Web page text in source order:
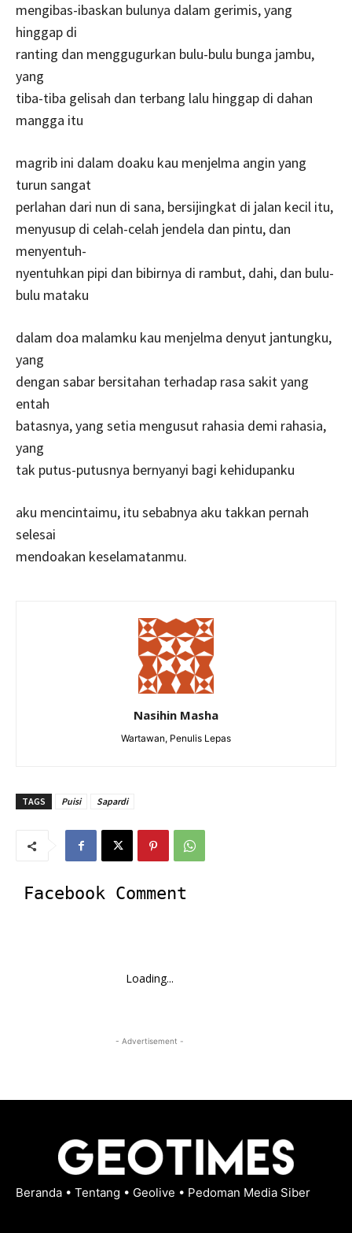
mengibas-ibaskan bulunya dalam gerimis, yang
hinggap di
ranting dan menggugurkan bulu-bulu bunga jambu,
yang
tiba-tiba gelisah dan terbang lalu hinggap di dahan
mangga itu
magrib ini dalam doaku kau menjelma angin yang
turun sangat
perlahan dari nun di sana, bersijingkat di jalan kecil itu,
menyusup di celah-celah jendela dan pintu, dan
menyentuh-
nyentuhkan pipi dan bibirnya di rambut, dahi, dan bulu-
bulu mataku
dalam doa malamku kau menjelma denyut jantungku,
yang
dengan sabar bersitahan terhadap rasa sakit yang
entah
batasnya, yang setia mengusut rahasia demi rahasia,
yang
tak putus-putusnya bernyanyi bagi kehidupanku
aku mencintaimu, itu sebabnya aku takkan pernah
selesai
mendoakan keselamatanmu.
Nasihin Masha
Wartawan, Penulis Lepas
TAGS Puisi Sapardi
Facebook Comment
Loading...
- Advertisement -
Beranda • Tentang • Geolive • Pedoman Media Siber